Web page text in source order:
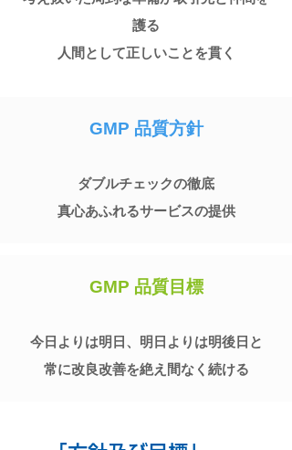
護る
人間として正しいことを貫く
GMP 品質方針
ダブルチェックの徹底
真心あふれるサービスの提供
GMP 品質目標
今日よりは明 日 、明日よりは明後日と
常に改良改善を絶え間なく続ける